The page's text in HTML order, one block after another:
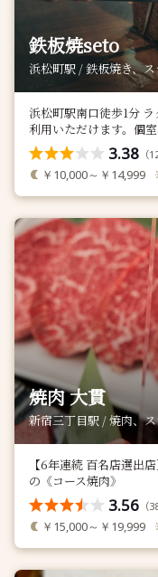
鉄板焼seto
浜松町駅 / 鉄板焼き、
浜松町駅南口徒歩1分
利用いただけます。個
3.38 （
￥10,000～￥14,999
焼肉 大貫
新宿三丁目駅 / 焼肉、
【6年連続 百名店選出
の《コース焼肉》
3.56 （
￥15,000～￥19,999